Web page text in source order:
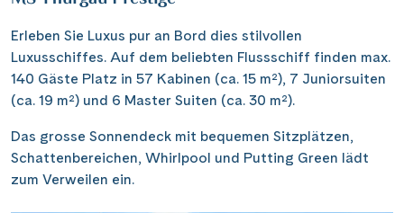
Erleben Sie Luxus pur an Bord dies stilvollen
Luxusschiffes. Auf dem beliebten Flussschiff finden max.
140 Gäste Platz in 57 Kabinen (ca. 15 m²), 7 Juniorsuiten
(ca. 19 m²) und 6 Master Suiten (ca. 30 m²).
Das grosse Sonnendeck mit bequemen Sitzplätzen,
Schattenbereichen, Whirlpool und Putting Green lädt
zum Verweilen ein.